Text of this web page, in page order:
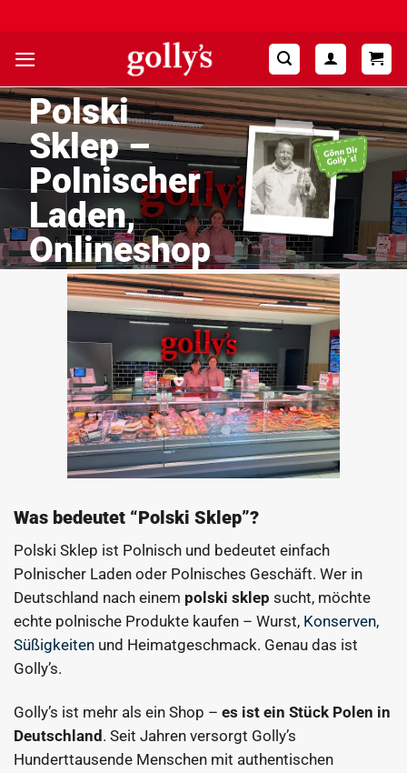
springen
Polski
Sklep –
Polnischer
Laden,
Onlineshop
Gollymobil
Was bedeutet “Polski Sklep”?
Polski Sklep ist Polnisch und bedeutet einfach
Polnischer Laden oder Polnisches Geschäft. Wer in
Deutschland nach einem polski sklep sucht, möchte
echte polnische Produkte kaufen – Wurst, Konserven,
Süßigkeiten und Heimatgeschmack. Genau das ist
Golly’s.
Golly’s ist mehr als ein Shop – es ist ein Stück Polen in
Deutschland. Seit Jahren versorgt Golly’s
Hunderttausende Menschen mit authentischen